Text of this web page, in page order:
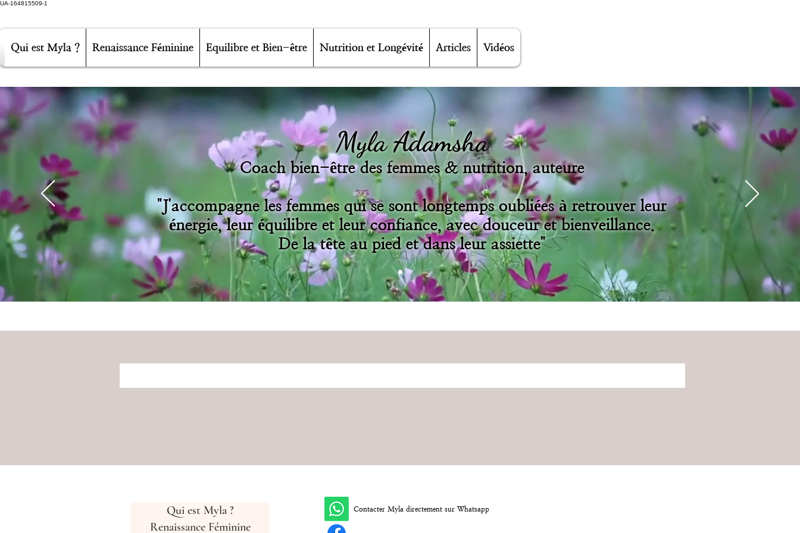
UA-164815509-1
Qui est Myla ? Renaissance Féminine Equilibre et Bien-être Nutrition et Longévité Articles Vidéos
Myla Adamsha
Coach bien-être des femmes & nutrition, auteure
"J'accompagne les femmes qui se sont longtemps oubliées à retrouver leur
énergie, leur équilibre et leur confiance, avec douceur et bienveillance.
De la tête au pied et dans leur assiette"
Qui est Myla ?
Renaissance Féminine
Contacter Myla directement sur Whatsapp